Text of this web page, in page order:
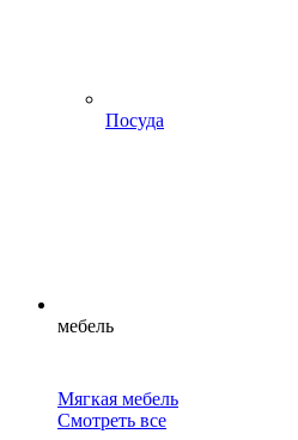
Посуда
мебель
Мягкая мебель
Смотреть все